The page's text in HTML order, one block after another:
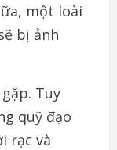
một loài
bị ảnh
Tuy
quỹ đạo
rạc và